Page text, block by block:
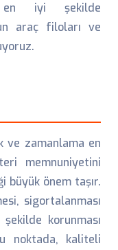
en iyi şekilde
araç filoları ve
ve zamanlama en
memnuniyetini
büyük önem taşır.
sigortalanması
korunması
noktada, kaliteli